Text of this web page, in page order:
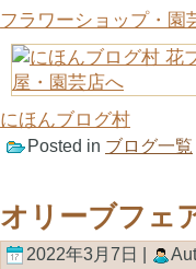
フラワーショップ・園
にほんブログ村
Posted in ブログ一覧
オリーブフェ
2022年3月7日 |